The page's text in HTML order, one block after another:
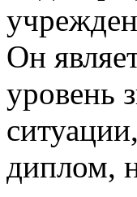
Он
уровень
диплом,